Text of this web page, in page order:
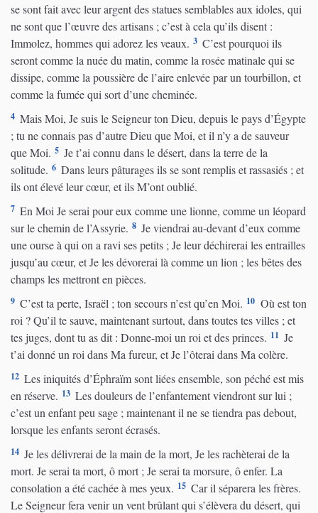
se sont fait avec leur argent des statues semblables aux idoles, qui
ne sont que l’œuvre des artisans ; c’est à cela qu’ils disent :
Immolez, hommes qui adorez les veaux. 3 C’est pourquoi ils
seront comme la nuée du matin, comme la rosée matinale qui se
dissipe, comme la poussière de l’aire enlevée par un tourbillon, et
comme la fumée qui sort d’une cheminée.
4 Mais Moi, Je suis le Seigneur ton Dieu, depuis le pays d’Égypte
; tu ne connais pas d’autre Dieu que Moi, et il n’y a de sauveur
que Moi. 5 Je t’ai connu dans le désert, dans la terre de la
solitude. 6 Dans leurs pâturages ils se sont remplis et rassasiés ; et
ils ont élevé leur cœur, et ils M’ont oublié.
7 En Moi Je serai pour eux comme une lionne, comme un léopard
sur le chemin de l’Assyrie. 8 Je viendrai au-devant d’eux comme
une ourse à qui on a ravi ses petits ; Je leur déchirerai les entrailles
jusqu’au cœur, et Je les dévorerai là comme un lion ; les bêtes des
champs les mettront en pièces.
9 C’est ta perte, Israël ; ton secours n’est qu’en Moi. 10 Où est ton
roi ? Qu’il te sauve, maintenant surtout, dans toutes tes villes ; et
tes juges, dont tu as dit : Donne-moi un roi et des princes. 11 Je
t’ai donné un roi dans Ma fureur, et Je l’ôterai dans Ma colère.
12 Les iniquités d’Éphraïm sont liées ensemble, son péché est mis
en réserve. 13 Les douleurs de l’enfantement viendront sur lui ;
c’est un enfant peu sage ; maintenant il ne se tiendra pas debout,
lorsque les enfants seront écrasés.
14 Je les délivrerai de la main de la mort, Je les rachèterai de la
mort. Je serai ta mort, ô mort ; Je serai ta morsure, ô enfer. La
consolation a été cachée à mes yeux. 15 Car il séparera les frères.
Le Seigneur fera venir un vent brûlant qui s’élèvera du désert, qui